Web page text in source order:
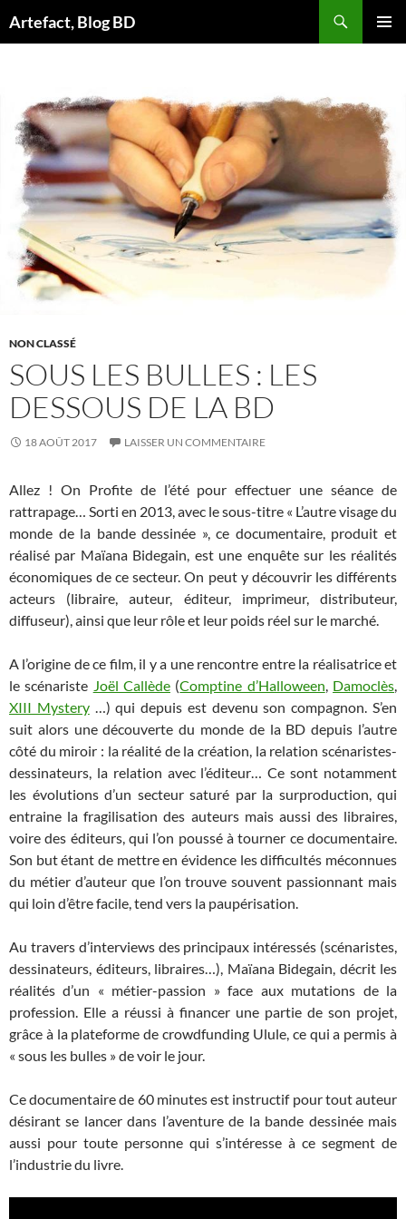
auArtefact, Blog BD
NON CLASSÉ
SOUS LES BULLES : LES
DESSOUS DE LA BD
18 AOÛT 2017 LAISSER UN COMMENTAIRE
Allez ! On Profite de l’été pour effectuer une séance de
rattrapage… Sorti en 2013, avec le sous-titre « L’autre visage du
monde de la bande dessinée », ce documentaire, produit et
réalisé par Maïana Bidegain, est une enquête sur les réalités
économiques de ce secteur. On peut y découvrir les différents
acteurs (libraire, auteur, éditeur, imprimeur, distributeur,
diffuseur), ainsi que leur rôle et leur poids réel sur le marché.
A l’origine de ce film, il y a une rencontre entre la réalisatrice et
le scénariste Joël Callède (Comptine d’Halloween, Damoclès,
XIII Mystery…) qui depuis est devenu son compagnon. S’en
suit alors une découverte du monde de la BD depuis l’autre
côté du miroir : la réalité de la création, la relation scénaristes-
dessinateurs, la relation avec l’éditeur… Ce sont notamment
les évolutions d’un secteur saturé par la surproduction, qui
entraine la fragilisation des auteurs mais aussi des libraires,
voire des éditeurs, qui l’on poussé à tourner ce documentaire.
Son but étant de mettre en évidence les difficultés méconnues
du métier d’auteur que l’on trouve souvent passionnant mais
qui loin d’être facile, tend vers la paupérisation.
Au travers d’interviews des principaux intéressés (scénaristes,
dessinateurs, éditeurs, libraires…), Maïana Bidegain, décrit les
réalités d’un « métier-passion » face aux mutations de la
profession. Elle a réussi à financer une partie de son projet,
grâce à la plateforme de crowdfunding Ulule, ce qui a permis à
« sous les bulles » de voir le jour.
Ce documentaire de 60 minutes est instructif pour tout auteur
désirant se lancer dans l’aventure de la bande dessinée mais
aussi pour toute personne qui s’intéresse à ce segment de
l’industrie du livre.